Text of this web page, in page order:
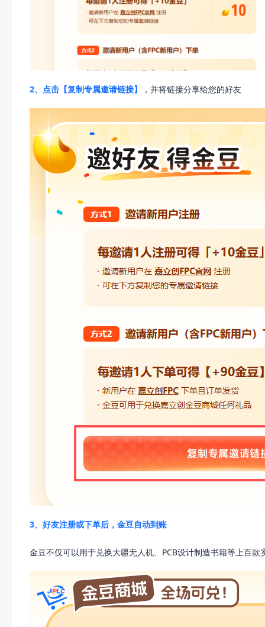
2、点击【复制专属邀请链接】 ，并将链接分享给您的好友
3、好友注册或下单后，金豆自动到账
金豆不仅可以用于兑换大疆无人机、PCB设计制造书籍等上百